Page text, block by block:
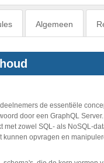
Algemeen
de essentiële
door een GraphQL
met zowel SQL- als NoSQL-
opvragen en